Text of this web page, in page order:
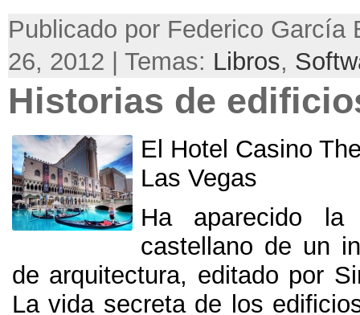
Publicado por Federico García
26, 2012 | Temas: Libros,
Historias de
El Hotel Casino
Las Vegas
Ha aparecido la
castellano de un
de arquitectura, editado por
La vida secreta de los